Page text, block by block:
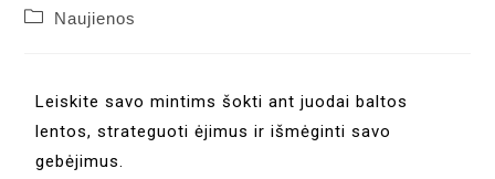
Naujienos
Leiskite savo mintims šokti ant juodai baltos
lentos, strateguoti ėjimus ir išmėginti savo
gebėjimus.